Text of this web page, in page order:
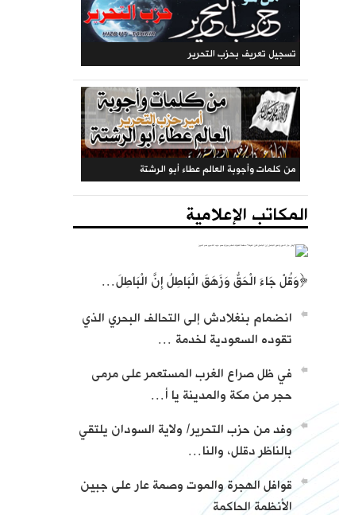
المكتب المركزي: جريدة الراية (متجددة)
تسجيل تعريف بحزب التحرير
من كلمات وأجوبة العالم عطاء أبو الرشتة
المكاتب الإعلامية
﴿وَقُلْ جَاءَ الْحَقُّ وَزَهَقَ الْبَاطِلُ إِنَّ الْبَاطِلَ…
انضمام بنغلادش إلى التحالف البحري الذي
تقوده السعودية لخدمة …
في ظل صراع الغرب المستعمر على مرمى
حجر من مكة والمدينة يا أ…
وفد من حزب التحرير/ ولاية السودان يلتقي
بالناظر دقلل، والنا…
قوافل الهجرة والموت وصمة عار على جبين
الأنظمة الحاكمة